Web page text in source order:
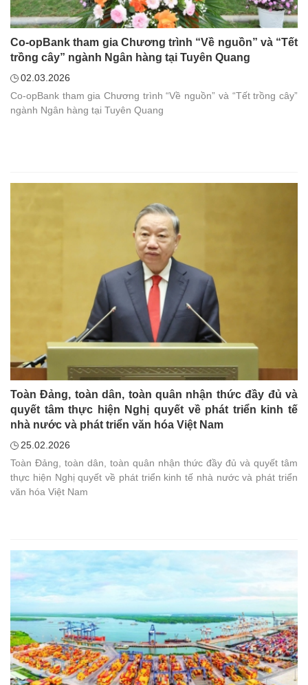
Co-opBank tham gia Chương trình “Về nguồn” và “Tết
trồng cây” ngành Ngân hàng tại Tuyên Quang
02.03.2026
Co-opBank tham gia Chương trình “Về nguồn” và “Tết trồng cây”
ngành Ngân hàng tại Tuyên Quang
Toàn Đảng, toàn dân, toàn quân nhận thức đầy đủ và
quyết tâm thực hiện Nghị quyết về phát triển kinh tế
nhà nước và phát triển văn hóa Việt Nam
25.02.2026
Toàn Đảng, toàn dân, toàn quân nhận thức đầy đủ và quyết tâm
thực hiện Nghị quyết về phát triển kinh tế nhà nước và phát triển
văn hóa Việt Nam